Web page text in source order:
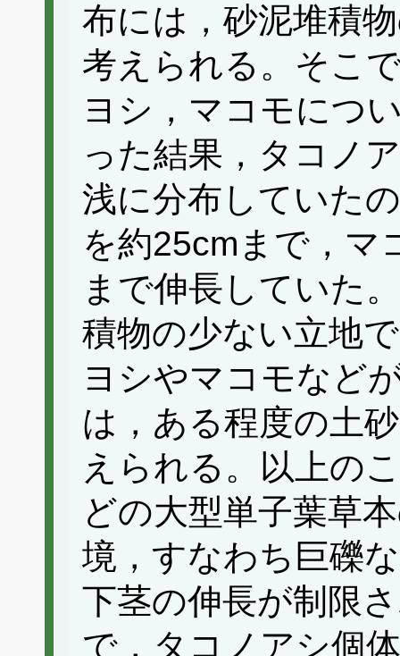
布には，砂泥堆積
考えられる。そこ
ヨシ，マコモにつ
った結果，タコノ
浅に分布していた
を約25cmまで，マ
まで伸長していた
積物の少ない立地
ヨシやマコモなど
は，ある程度の土
えられる。以上の
どの大型単子葉草
境，すなわち巨礫
下茎の伸長が制限
で，タコノアシ個